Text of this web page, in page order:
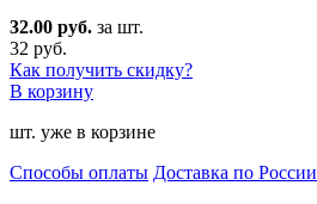
32.00 руб. за шт.
32 руб.
Как получить скидку?
В корзину
шт. уже в корзине
Способы оплаты Доставка по России